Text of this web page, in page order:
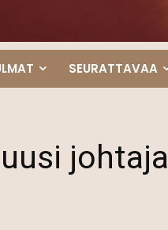
SEURATTAVAA
johtaja